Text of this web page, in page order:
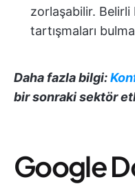
zorlaşabilir.
tartışmaları
Daha fazla bilgi:
bir sonraki sektör
Google